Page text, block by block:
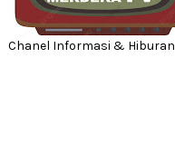
Chanel Informasi & Hiburan